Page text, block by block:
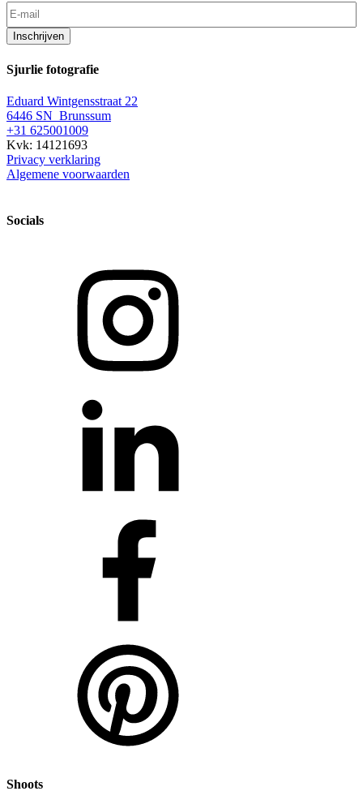
E-
mailadres
Inschrijven
Sjurlie fotografie
Eduard Wintgensstraat 22
6446 SN Brunssum
+31 625001009
Kvk: 14121693
Privacy verklaring
Algemene voorwaarden
Socials
Shoots